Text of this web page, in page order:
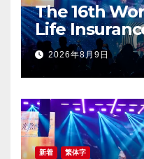
The 16th
Life
2026
Award (IDA)
Conference
2026年8月9日
新着 繁体字